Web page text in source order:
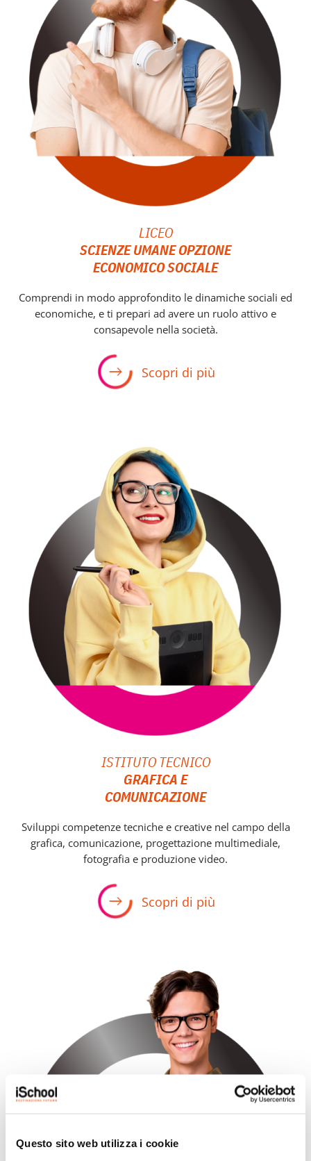
Questo sito web utilizza i cookie
LICEO
SCIENZE UMANE OPZIONE
ECONOMICO SOCIALE
Comprendi in modo approfondito le dinamiche sociali ed
economiche, e ti prepari ad avere un ruolo attivo e
consapevole nella società.
Scopri di più
ISTITUTO TECNICO
GRAFICA E
COMUNICAZIONE
Sviluppi competenze tecniche e creative nel campo della
grafica, comunicazione, progettazione multimediale,
fotografia e produzione video.
Scopri di più